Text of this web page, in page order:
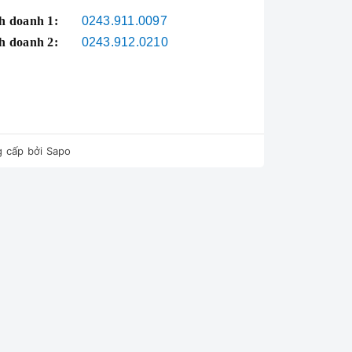
doanh 1:
0243.911.0097
doanh 2:
0243.912.0210
cấp bởi Sapo